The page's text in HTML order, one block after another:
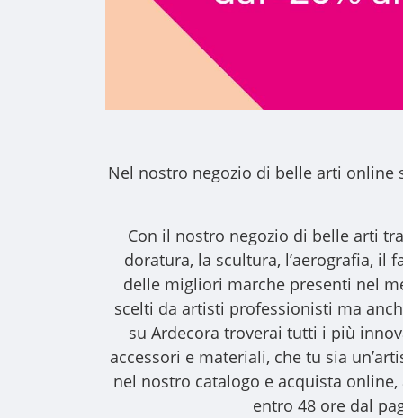
Nel nostro negozio di belle arti online
Con il nostro negozio di belle arti
doratura, la scultura, l’aerografia,
delle migliori marche presenti nel
scelti da artisti professionisti ma
su Ardecora troverai tutti i più
accessori e materiali, che tu sia
nel nostro catalogo e acquista
entro 48 ore dal